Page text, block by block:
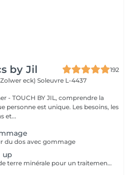
by Jil
192
eck) Soleuvre L-4437
- TOUCH BY JIL, comprendre la
personne est unique. Les besoins, les
et...
du dos avec gommage
up
Peeling tonifiant à base de terre minérale pour un traitement revitalisant du décolleté